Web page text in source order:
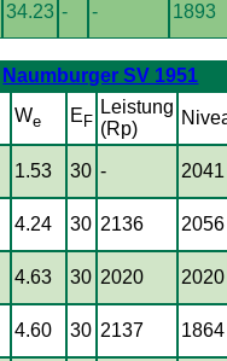
34.23 - - 1893
Naumburger SV 1951
We E F
Leistung
(Rp)
1.53 30 - 2041
4.24 30 2136 2056
4.63 30 2020 2020
4.60 30 2137 1864